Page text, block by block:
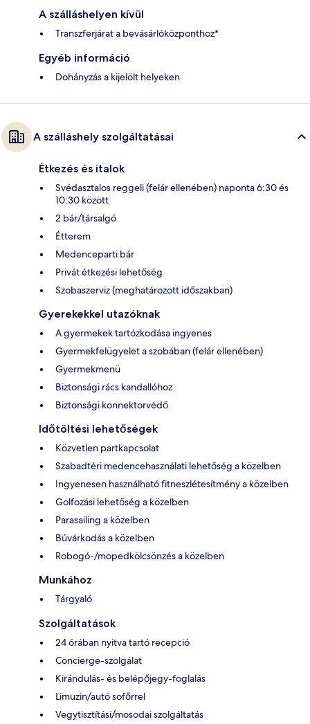
A szálláshelyen kívül
Transzferjárat a bevásárlóközponthoz*
Egyéb információ
Dohányzás a kijelölt helyeken
A szálláshely szolgáltatásai
Étkezés és italok
Svédasztalos reggeli (felár ellenében) naponta 6:30 és
10:30 között
2 bár/társalgó
Étterem
Medenceparti bár
Privát étkezési lehetőség
Szobaszerviz (meghatározott időszakban)
Gyerekekkel utazóknak
A gyermekek tartózkodása ingyenes
Gyermekfelügyelet a szobában (felár ellenében)
Gyermekmenü
Biztonsági rács kandallóhoz
Biztonsági konnektorvédő
Időtöltési lehetőségek
Közvetlen partkapcsolat
Szabadtéri medencehasználati lehetőség a közelben
Ingyenesen használható fitneszlétesítmény a közelben
Golfozási lehetőség a közelben
Parasailing a közelben
Búvárkodás a közelben
Robogó-/mopedkölcsönzés a közelben
Munkához
Tárgyaló
Szolgáltatások
24 órában nyitva tartó recepció
Concierge-szolgálat
Kirándulás- és belépőjegy-foglalás
Limuzin/autó sofőrrel
Vegytisztítási/mosodai szolgáltatás